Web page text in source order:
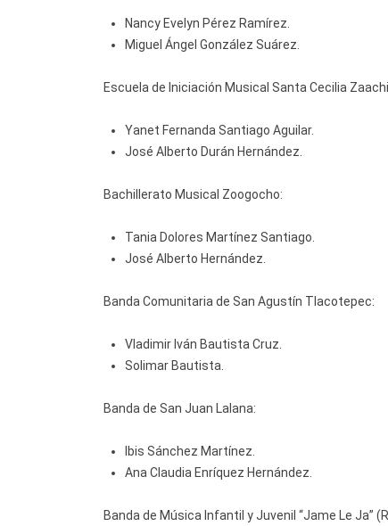
Nancy Evelyn Pérez Ramírez.
Miguel Ángel González Suárez.
Escuela de Iniciación Musical Santa Cecilia
Yanet Fernanda Santiago Aguilar.
José Alberto Durán Hernández.
Bachillerato Musical Zoogocho:
Tania Dolores Martínez Santiago.
José Alberto Hernández.
Banda Comunitaria de San Agustín Tlacotepec:
Vladimir Iván Bautista Cruz.
Solimar Bautista.
Banda de San Juan Lalana:
Ibis Sánchez Martínez.
Ana Claudia Enríquez Hernández.
Banda de Música Infantil y Juvenil “Jame Le Ja”